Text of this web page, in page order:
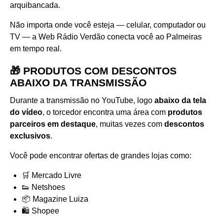
arquibancada.
Não importa onde você esteja — celular, computador ou
TV — a Web Rádio Verdão conecta você ao Palmeiras
em tempo real.
🎁 PRODUTOS COM DESCONTOS
ABAIXO DA TRANSMISSÃO
Durante a transmissão no YouTube, logo abaixo da tela
do vídeo, o torcedor encontra uma área com produtos
parceiros em destaque, muitas vezes com descontos
exclusivos.
Você pode encontrar ofertas de grandes lojas como:
🛒 Mercado Livre
👟 Netshoes
📦 Magazine Luiza
🛍️ Shopee